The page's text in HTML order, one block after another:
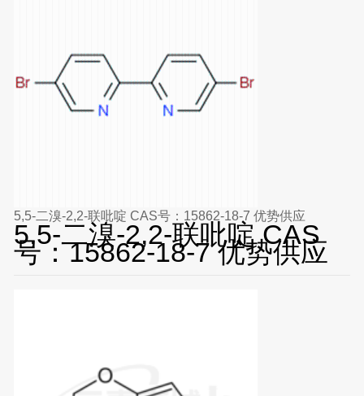
5,5-二溴-2,2-联吡啶 CAS号：15862-18-7 优势供应
5,5-二溴-2,2-联吡啶 CAS
号：15862-18-7 优势供应